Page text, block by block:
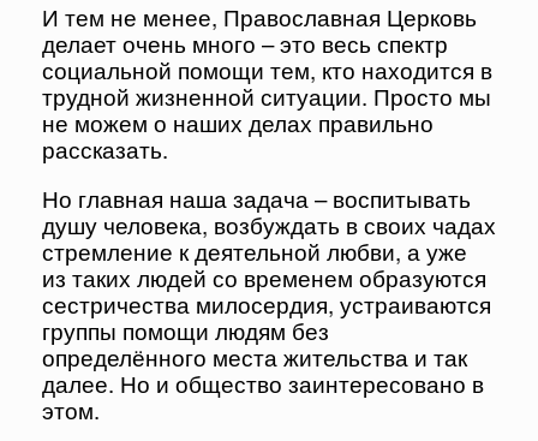
И тем не менее, Православная Церковь
делает очень много – это весь спектр
социальной помощи тем, кто находится в
трудной жизненной ситуации. Просто мы
не можем о наших делах правильно
рассказать.
Но главная наша задача – воспитывать
душу человека, возбуждать в своих чадах
стремление к деятельной любви, а уже
из таких людей со временем образуются
сестричества милосердия, устраиваются
группы помощи людям без
определённого места жительства и так
далее. Но и общество заинтересовано в
этом.